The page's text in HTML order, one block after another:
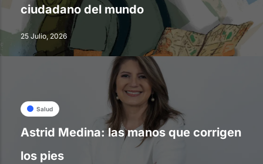
ciudadano del mundo
25 Julio, 2026
Salud
Astrid Medina: las manos que corrigen
los pies